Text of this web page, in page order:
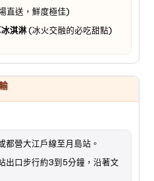
直送，鮮度極佳)
淇淋(冰火交融的必吃甜點)
都營大江戶線至月島站。
出口步行約3到5分鐘，沿著文